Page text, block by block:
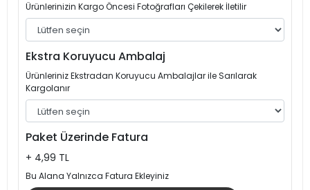
Ürünlerinizin Kargo Öncesi Fotoğrafları Çekilerek İletilir
Ekstra Koruyucu Ambalaj
Ürünleriniz Ekstradan Koruyucu Ambalajlar ile Sarılarak
Kargolanır
Paket Üzerinde Fatura
+ 4,99 TL
Bu Alana Yalnızca Fatura Ekleyiniz